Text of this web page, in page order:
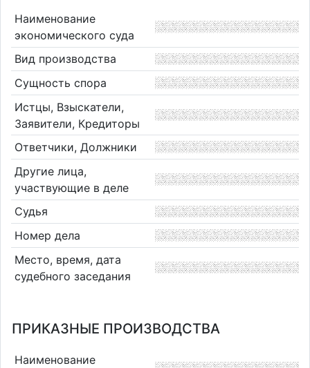
Наименование
экономического суда
Вид производства
Сущность спора
Истцы, Взыскатели,
Заявители, Кредиторы
Ответчики, Должники
Другие лица,
участвующие в деле
Судья
Номер дела
Место, время, дата
судебного заседания
ПРИКАЗНЫЕ ПРОИЗВОДСТВА
Наименование